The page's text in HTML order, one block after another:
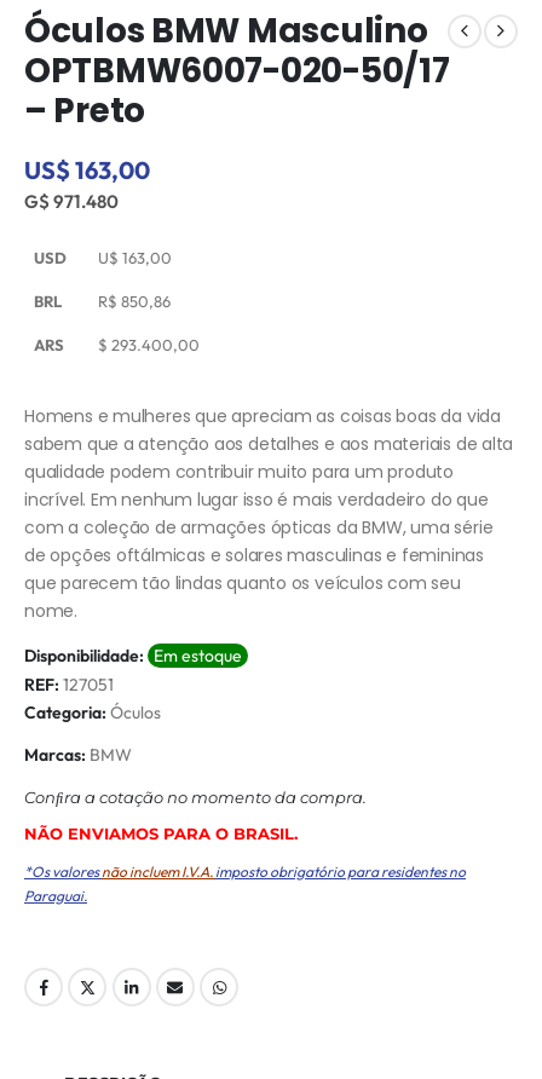
Óculos BMW Masculino
OPTBMW6007-020-50/17
– Preto
US$ 163,00
G$ 971.480
USD U$ 163,00
BRL R$ 850,86
ARS $ 293.400,00
Homens e mulheres que apreciam as coisas boas da vida
sabem que a atenção aos detalhes e aos materiais de alta
qualidade podem contribuir muito para um produto
incrível. Em nenhum lugar isso é mais verdadeiro do que
com a coleção de armações ópticas da BMW, uma série
de opções oftálmicas e solares masculinas e femininas
que parecem tão lindas quanto os veículos com seu
nome.
Disponibilidade: Em estoque
REF: 127051
Categoria: Óculos
Marcas: BMW
Conﬁra a cotação no momento da compra.
NÃO ENVIAMOS PARA O BRASIL.
*Os valoresnão incluem I.V.A. imposto obrigatório para residentes no
Paraguai.